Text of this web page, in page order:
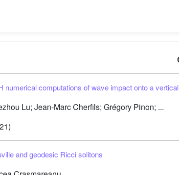
numerical computations of wave impact onto a
Lu; Jean-Marc Cherfils; Grégory Pinon; ...
and geodesic Ricci solitons